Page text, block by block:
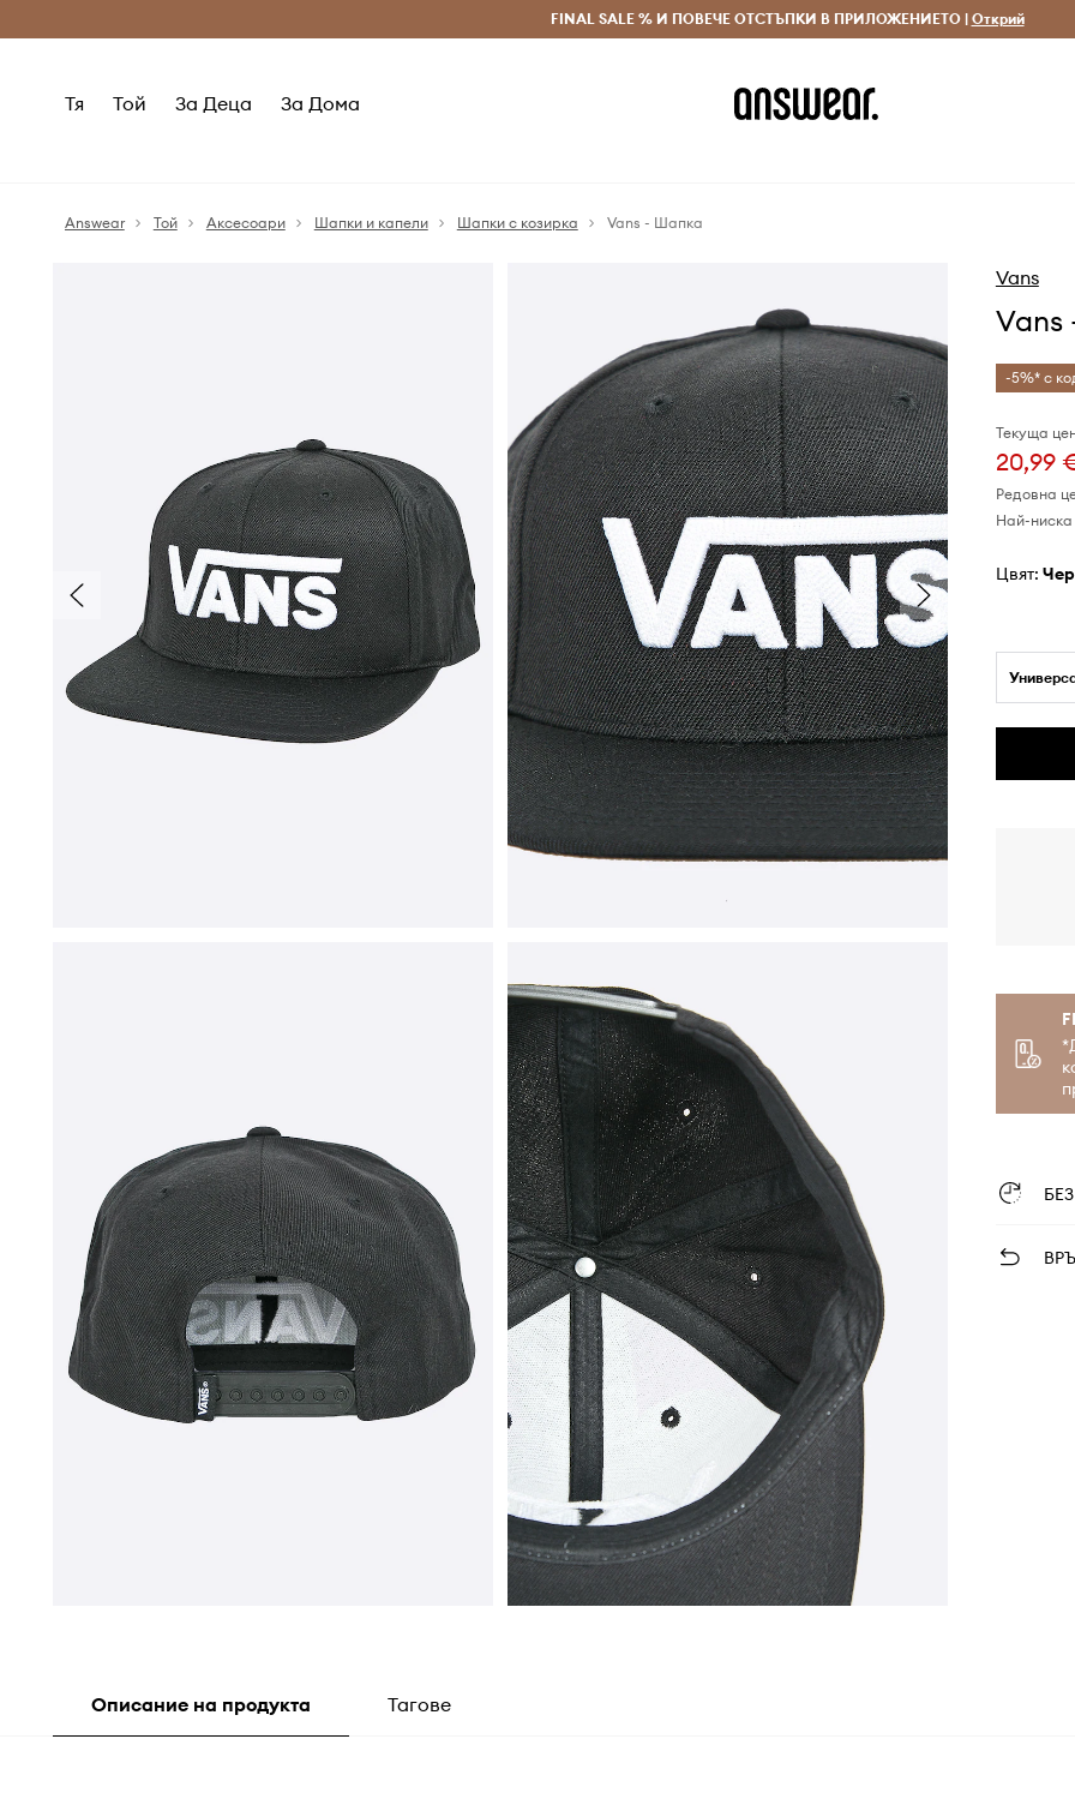
Безплатни доставка и връщане за поръчки над 70 EUR Доставка 1-5 дни
FINAL SALE % И ПОВЕЧЕ ОТСТЪПКИ В ПРИЛОЖЕНИЕТО | Открий
Тя Той За Деца За Дома
Answear Той Аксесоари Шапки и капели Шапки с козирка Vans - Шапка
Vans
-5%* с
Текуща
20,99
Редовна
Най-ниска
Цвят:
Описание на продукта Тагове